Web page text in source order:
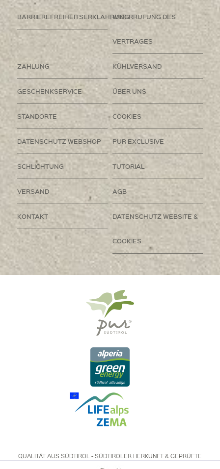
BARRIEREFREIHEITSERKLÄHRUNGWIDERRUFUNG DES
VERTRAGES
ZAHLUNG KÜHLVERSAND
GESCHENKSERVICE ÜBER UNS
STANDORTE COOKIES
DATENSCHUTZ WEBSHOP PUR EXCLUSIVE
SCHLICHTUNG TUTORIAL
VERSAND AGB
KONTAKT DATENSCHUTZ WEBSITE &
COOKIES
QUALITÄT AUS SÜDTIROL - SÜDTIROLER HERKUNFT & GEPRÜFTE